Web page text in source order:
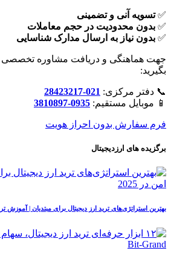
✅تسویه آنی و تضمینی
✅ بدون محدودیت در حجم معاملات
✅ بدون نیاز به ارسال مدارک شناسایی
جهت هماهنگی و دریافت مشاوره تخصصی
بگیرید:
📞 دفتر مرکزی: 021-28423217
📱 موبایل مستقیم: 0935-3810897
فرم سفارش بدون احراز هویت
برگزیده های ارزدیجیتال
بهترین استراتژی‌های ترید ارز دیجیتال برای مبتدیان | آموزش ترید